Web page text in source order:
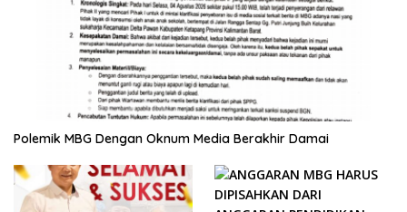
Polemik MBG Dengan Oknum Media Berakhir Damai